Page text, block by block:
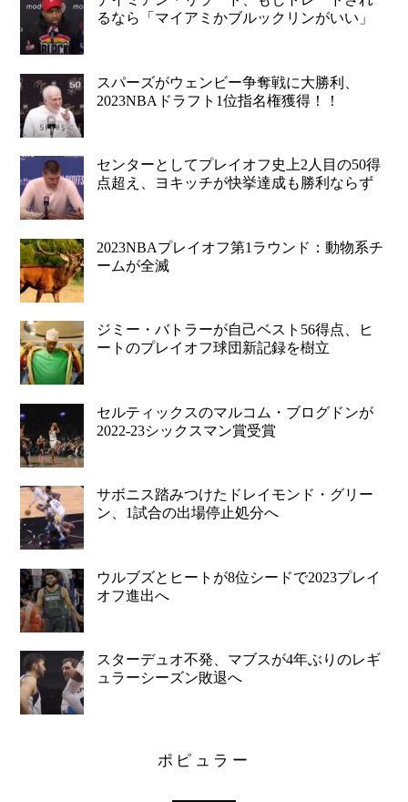
るなら「マイアミかブルックリンがいい」
スパーズがウェンビー争奪戦に大勝利、
2023NBAドラフト1位指名権獲得！！
センターとしてプレイオフ史上2人目の50得
点超え、ヨキッチが快挙達成も勝利ならず
2023NBAプレイオフ第1ラウンド：動物系チ
ームが全滅
ジミー・バトラーが自己ベスト56得点、ヒ
ートのプレイオフ球団新記録を樹立
セルティックスのマルコム・ブログドンが
2022-23シックスマン賞受賞
サボニス踏みつけたドレイモンド・グリー
ン、1試合の出場停止処分へ
ウルブズとヒートが8位シードで2023プレイ
オフ進出へ
スターデュオ不発、マブスが4年ぶりのレギ
ュラーシーズン敗退へ
ポピュラー